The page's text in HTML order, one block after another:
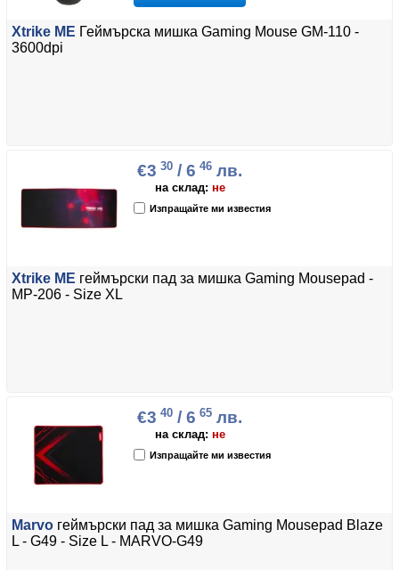
Xtrike ME Геймърска мишка Gaming Mouse GM-110 -
3600dpi
€3 30 / 6 46 лв.
на склад: не
Изпращайте ми известия
Xtrike ME геймърски пад за мишка Gaming Mousepad -
MP-206 - Size XL
€3 40 / 6 65 лв.
на склад: не
Изпращайте ми известия
Marvo геймърски пад за мишка Gaming Mousepad Blaze
L - G49 - Size L - MARVO-G49